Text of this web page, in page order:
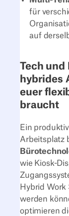
für
auf
Tech und
hybrides
euer
braucht
Ein
Arbeitsplatz
wie Kiosk-
Hybrid
werden
optimieren